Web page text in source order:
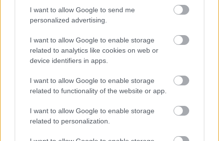
I want to allow Google to send me
personalized advertising.
I want to allow Google to enable storage
related to analytics like cookies on web or
device identifiers in apps.
I want to allow Google to enable storage
related to functionality of the website or app.
I want to allow Google to enable storage
related to personalization.
„Mi voltunk a leghosszabb ideig együtt versenyző pilótapáros a
szükséges új embert hozni, ha a csapaton belüli harmónia
egyszerűen jó. Bár néha nehéz eset voltál, ne feledd, David! De
tudtam kezelni” – nevettek jót a régi időkön.